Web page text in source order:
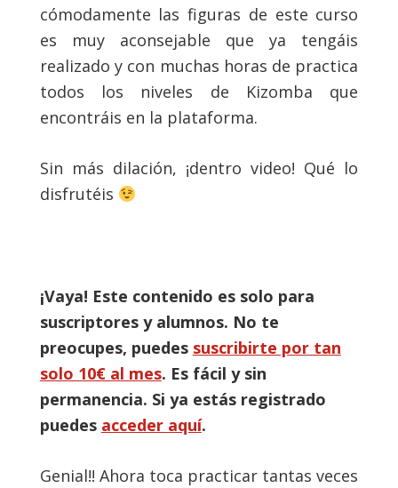
cómodamente las figuras de este curso
es muy aconsejable que ya tengáis
realizado y con muchas horas de practica
todos los niveles de Kizomba que
encontráis en la plataforma.
Sin más dilación, ¡dentro video! Qué lo
disfrutéis
¡Vaya! Este contenido es solo para
suscriptores y alumnos. No te
preocupes, puedes suscribirte por tan
solo 10€ al mes. Es fácil y sin
permanencia. Si ya estás registrado
puedes acceder aquí.
Genial!! Ahora toca practicar tantas veces